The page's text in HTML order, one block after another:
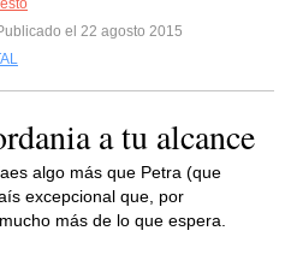
el 22 agosto 2015
a tu alcance
algo más que Petra (que
excepcional que, por
más de lo que espera.